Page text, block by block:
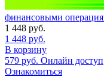
финансовыми
1 448 руб.
1 448 руб.
В корзину
579 руб. Онлайн доступ
Ознакомиться